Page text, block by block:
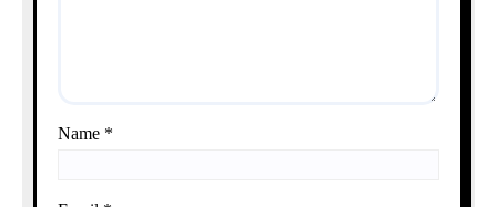
Name *